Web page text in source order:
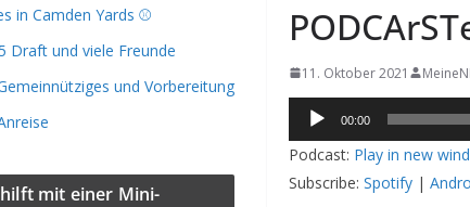
11. Oktober 2021
Audio-
Player
00:00
Podcast: Play in new
Subscribe: Spotify |
in Camden Yards ⚾️
Draft und viele Freunde
und Vorbereitung
mit einer Mini-